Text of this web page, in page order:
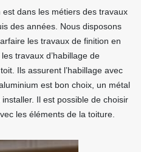
dans les métiers des travaux
des années. Nous disposons
les travaux de finition en
travaux d’habillage de
Ils assurent l’habillage avec
est bon choix, un métal
Il est possible de choisir
les éléments de la toiture.